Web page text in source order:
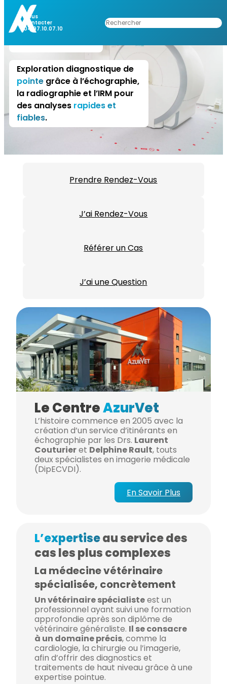
Aller
contenu
Nous
Contacter
04.97.10.07.10
Rechercher
Imagerie
Médicale
Exploration diagnostique de
pointe grâce à l’échographie,
la radiographie et l’IRM pour
des analyses rapides et
fiables.
Prendre Rendez-Vous
J’ai Rendez-Vous
Référer un Cas
J’ai une Question
Le CentreAzurVet
L’histoire commence en 2005 avec la
création d’un service d’itinérants en
échographie par les Drs. Laurent
Couturieret Delphine Rault, touts
deux spécialistes en imagerie médicale
(DipECVDI).
En Savoir Plus
L’expertiseau service des
cas les plus complexes
La médecine vétérinaire
spécialisée, concrètement
Un vétérinaire spécialisteest un
professionnel ayant suivi une formation
approfondie après son diplôme de
vétérinaire généraliste. Il se consacre
à un domaine précis, comme la
cardiologie, la chirurgie ou l’imagerie,
afin d’offrir des diagnostics et
traitements de haut niveau grâce à une
expertise pointue.